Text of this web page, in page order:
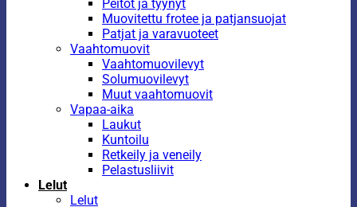
Peitot ja tyynyt
Muovitettu frotee ja patjansuojat
Patjat ja varavuoteet
Vaahtomuovit
Vaahtomuovilevyt
Solumuovilevyt
Muut vaahtomuovit
Vapaa-aika
Laukut
Kuntoilu
Retkeily ja veneily
Pelastusliivit
Lelut
Lelut